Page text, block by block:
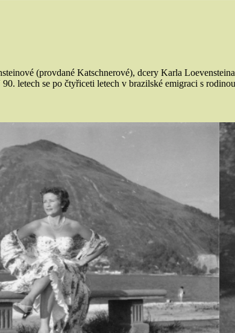
(provdané Katschnerové), dcery Karla
letech se po čtyřiceti letech v brazilské emigraci s